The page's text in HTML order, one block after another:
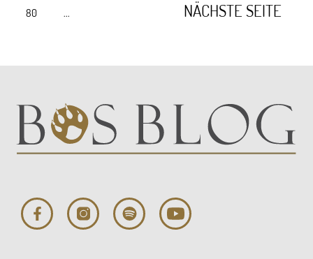
80 ... NÄCHSTE SEITE